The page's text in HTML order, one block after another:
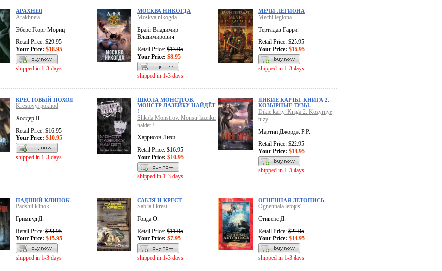
АРАХНЕЯ
Arakhneia
Эберс Георг Мориц
Retail Price: $29.95
Your Price: $18.95
shipped in 1-3 days
МОСКВА НИКОГДА
Moskva nikogda
Брайт Владимир
Владимирович
Retail Price: $13.95
Your Price: $8.95
shipped in 1-3 days
МЕЧИ ЛЕГИОНА
Mechi legiona
Тертлдав Гарри.
Retail Price: $25.95
Your Price: $16.95
shipped in 1-3 days
КРЕСТОВЫЙ ПОХОД
Krestovyi pokhod
Холдер Н.
Retail Price: $16.95
Your Price: $10.95
shipped in 1-3 days
ШКОЛА МОНСТРОВ.
МОНСТР ЛАЗЕЙКУ НАЙДЁТ
!
Shkola Monstrov. Monstr lazeiku
naidet !
Харрисон Лизи
Retail Price: $16.95
Your Price: $10.95
shipped in 1-3 days
ДИКИЕ КАРТЫ. КНИГА 2.
КОЗЫРНЫЕ ТУЗЫ.
Dikie karty. Kniga 2. Kozyrnye
tuzy.
Мартин Джордж Р.Р.
Retail Price: $22.95
Your Price: $14.95
shipped in 1-3 days
ПАДШИЙ КЛИНОК
Padshii klinok
Гримвуд Д.
Retail Price: $23.95
Your Price: $15.95
shipped in 1-3 days
САБЛЯ И КРЕСТ
Sablia i krest
Говда О.
Retail Price: $11.95
Your Price: $7.95
shipped in 1-3 days
ОГНЕННАЯ ЛЕТОПИСЬ
Ognennaia letopis'
Стивенс Д.
Retail Price: $22.95
Your Price: $14.95
shipped in 1-3 days